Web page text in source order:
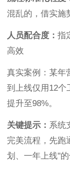
混乱的，借实施
人员配合度： 指
高效
真实案例：某年
到上线仅用12个
提升至98%。
关键提示： 系统
完美流程，先跑
划、一年上线"